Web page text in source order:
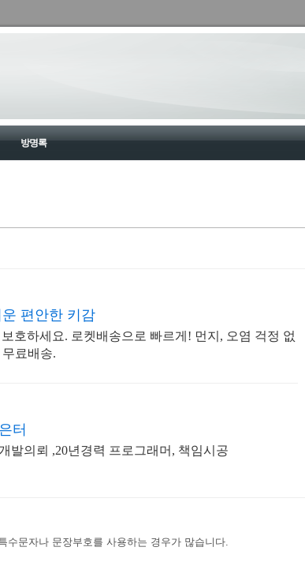
방명록
편안한 키감
호하세요. 로켓배송으로 빠르게! 먼지, 오염 걱정 없
료배송.
터
발의뢰 ,20년경력 프로그래머, 책임시공
수문자나 문장부호를 사용하는 경우가 많습니다.